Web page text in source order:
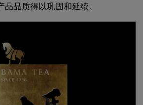
品质得以巩固和延续。